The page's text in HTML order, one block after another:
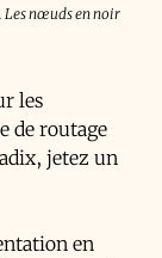
Les nœuds en noir
les
de routage
jetez un
en